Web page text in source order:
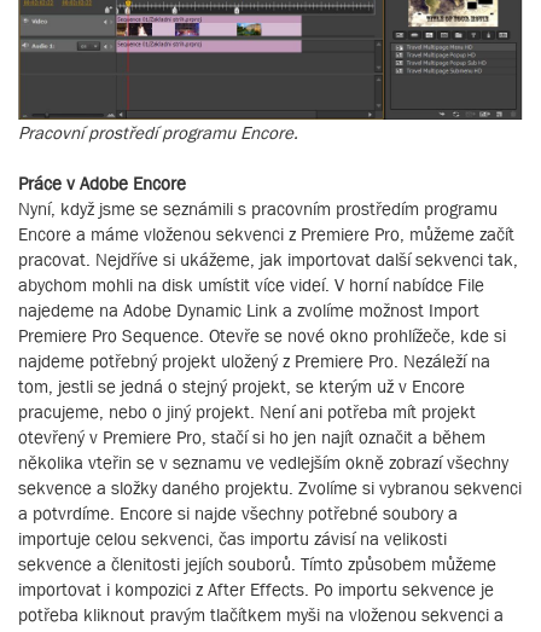
Pracovní prostředí programu Encore.
Práce v Adobe Encore
Nyní, když jsme se seznámili s pracovním prostředím programu
Encore a máme vloženou sekvenci z Premiere Pro, můžeme začít
pracovat. Nejdříve si ukážeme, jak importovat další sekvenci tak,
abychom mohli na disk umístit více videí. V horní nabídce File
najedeme na Adobe Dynamic Link a zvolíme možnost Import
Premiere Pro Sequence. Otevře se nové okno prohlížeče, kde si
najdeme potřebný projekt uložený z Premiere Pro. Nezáleží na
tom, jestli se jedná o stejný projekt, se kterým už v Encore
pracujeme, nebo o jiný projekt. Není ani potřeba mít projekt
otevřený v Premiere Pro, stačí si ho jen najít označit a během
několika vteřin se v seznamu ve vedlejším okně zobrazí všechny
sekvence a složky daného projektu. Zvolíme si vybranou sekvenci
a potvrdíme. Encore si najde všechny potřebné soubory a
importuje celou sekvenci, čas importu závisí na velikosti
sekvence a členitosti jejích souborů. Tímto způsobem můžeme
importovat i kompozici z After Effects. Po importu sekvence je
potřeba kliknout pravým tlačítkem myši na vloženou sekvenci a